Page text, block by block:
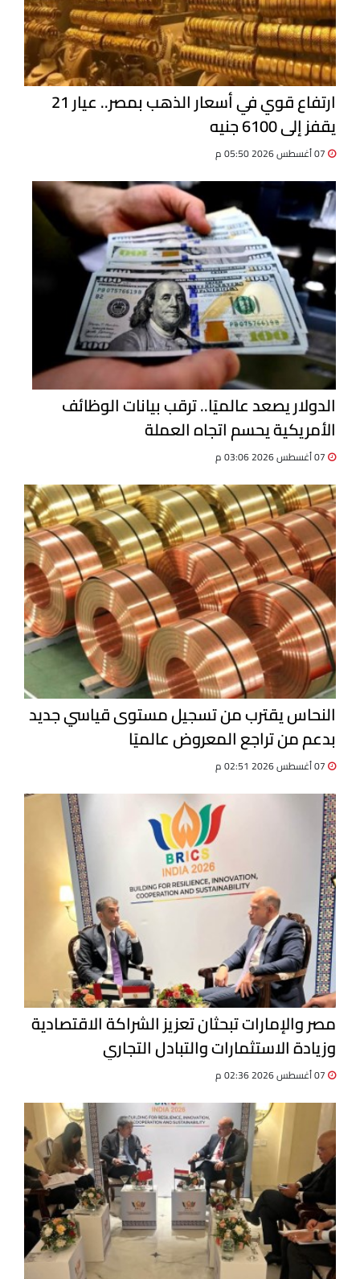
ارتفاع قوي في أسعار الذهب بمصر.. عيار 21
يقفز إلى 6100 جنيه
الدولار يصعد عالميًا.. ترقب بيانات الوظائف
الأمريكية يحسم اتجاه العملة
النحاس يقترب من تسجيل مستوى قياسي جديد
بدعم من تراجع المعروض عالميًا
مصر والإمارات تبحثان تعزيز الشراكة الاقتصادية
وزيادة الاستثمارات والتبادل التجاري